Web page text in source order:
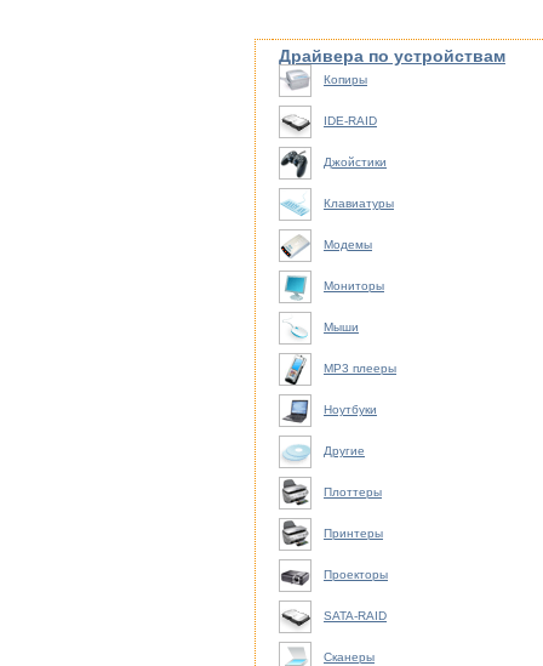
Драйвера по устройствам
Копиры
IDE-RAID
Джойстики
Клавиатуры
Модемы
Мониторы
Мыши
MP3 плееры
Ноутбуки
Другие
Плоттеры
Принтеры
Проекторы
SATA-RAID
Сканеры